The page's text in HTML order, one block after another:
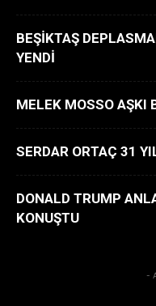
BEŞİKTAŞ
YENDİ
MELEK MOSSO AŞKI
SERDAR ORTAÇ 31
DONALD TRUMP
KONUŞTU
-